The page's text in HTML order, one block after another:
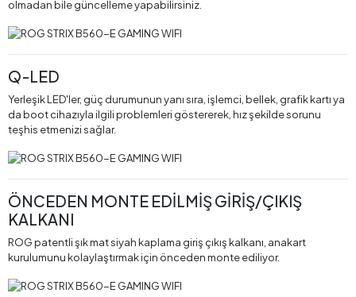
olmadan bile güncelleme yapabilirsiniz.
Q-LED
Yerleşik LED'ler, güç durumunun yanı sıra, işlemci, bellek, grafik kartı ya
da boot cihazıyla ilgili problemleri göstererek, hız şekilde sorunu
teşhis etmenizi sağlar.
ÖNCEDEN MONTE EDİLMİŞ GİRİŞ/ÇIKIŞ
KALKANI
ROG patentli şık mat siyah kaplama giriş çıkış kalkanı, anakart
kurulumunu kolaylaştırmak için önceden monte ediliyor.